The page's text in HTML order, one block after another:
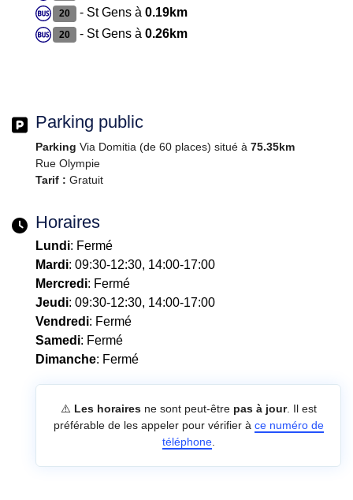
20 - St Gens à 0.19km
20 - St Gens à 0.26km
Parking public
Parking Via Domitia (de 60 places) situé à 75.35km
Rue Olympie
Tarif : Gratuit
Horaires
Lundi: Fermé
Mardi: 09:30-12:30, 14:00-17:00
Mercredi: Fermé
Jeudi: 09:30-12:30, 14:00-17:00
Vendredi: Fermé
Samedi: Fermé
Dimanche: Fermé
⚠️ Les horairesne sont peut-être pas à jour. Il est
préférable de les appeler pour vérifier à ce numéro de
téléphone.